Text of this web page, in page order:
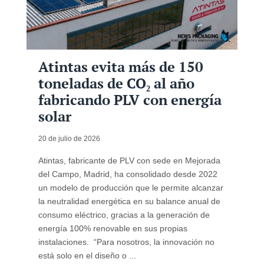
Atintas evita más de 150
toneladas de CO₂ al año
fabricando PLV con energía
solar
20 de julio de 2026
Atintas, fabricante de PLV con sede en Mejorada
del Campo, Madrid, ha consolidado desde 2022
un modelo de producción que le permite alcanzar
la neutralidad energética en su balance anual de
consumo eléctrico, gracias a la generación de
energía 100% renovable en sus propias
instalaciones. “Para nosotros, la innovación no
está solo en el diseño o ...